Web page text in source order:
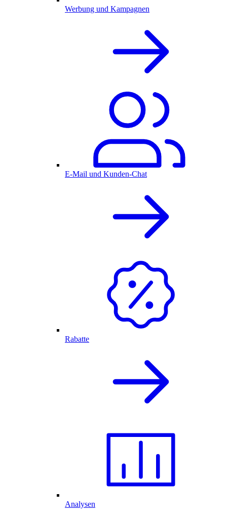
Werbung und Kampagnen
E-Mail und Kunden-Chat
Rabatte
Analysen